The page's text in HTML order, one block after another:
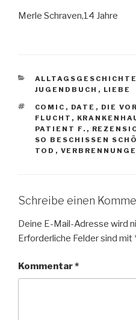
Merle Schraven,14 Jahre
KATEGORIEN
ALLTAGSGESCHICHTE
JUGENDBUCH , LIEBE
SCHLAGWÖRTER
COMIC , DATE , DIE
FLUCHT ,
PATIENT F. ,
SO BESCHISSEN
TOD ,
Schreibe einen
Deine E-Mail-Adresse wird
Erforderliche Felder sind mit
Kommentar*